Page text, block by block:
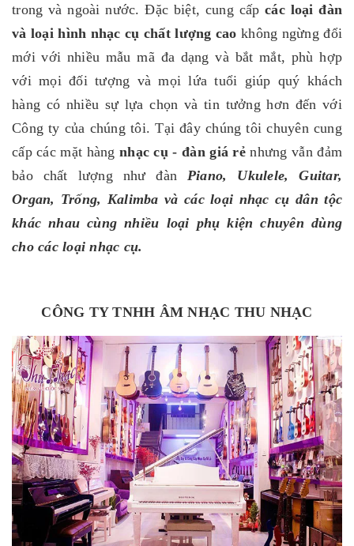
trong và ngoài nước. Đặc biệt, cung cấp các loại đàn
và loại hình nhạc cụ chất lượng cao không ngừng đổi
mới với nhiều mẫu mã đa dạng và bắt mắt, phù hợp
với mọi đối tượng và mọi lứa tuổi giúp quý khách
hàng có nhiều sự lựa chọn và tin tưởng hơn đến với
Công ty của chúng tôi. Tại đây chúng tôi chuyên cung
cấp các mặt hàng nhạc cụ - đàn giá rẻnhưng vẫn đảm
bảo chất lượng như đàn Piano, Ukulele, Guitar,
Organ, Trống, Kalimba và các loại nhạc cụ dân tộc
khác nhau cùng nhiều loại phụ kiện chuyên dùng
cho các loại nhạc cụ.
CÔNG TY TNHH ÂM NHẠC THU NHẠC